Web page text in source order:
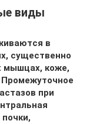
виды
в
существенно
мышцах, коже,
при